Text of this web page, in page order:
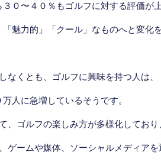
０〜４０％もゴルフに対する評価が上
魅力的」「クール」なものへと変化
なくとも、ゴルフに興味を持つ人は、
人に急増しているそうです。
、ゴルフの楽しみ方が多様化しており
ゲームや媒体、ソーシャルメディアを